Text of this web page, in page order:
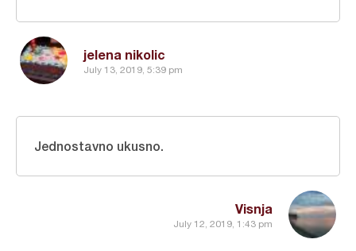
jelena nikolic
July 13, 2019, 5:39 pm
Visnja
July 12, 2019, 1:43 pm
Jednostavno ukusno.